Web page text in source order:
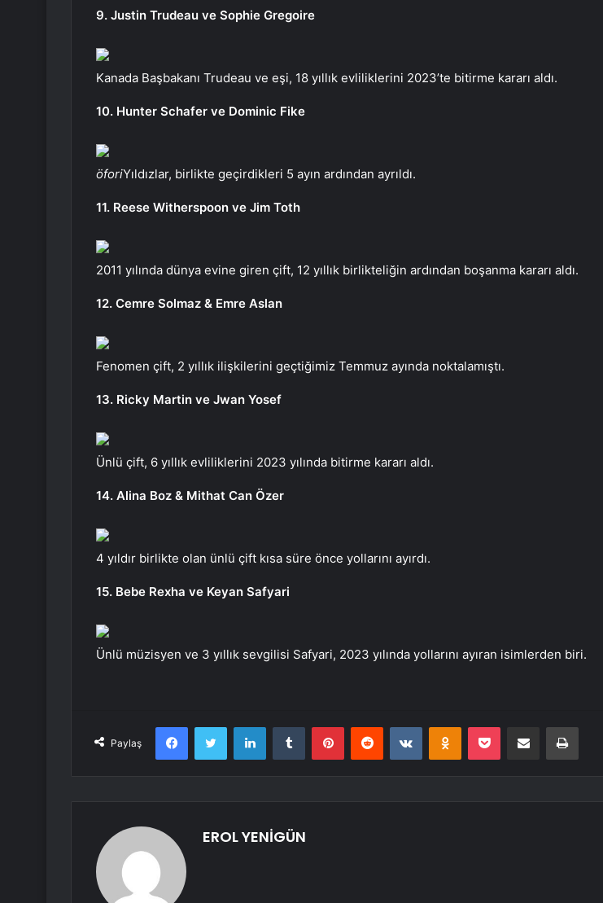
9. Justin Trudeau ve Sophie Gregoire
Kanada Başbakanı Trudeau ve eşi, 18 yıllık evliliklerini 2023’te bitirme kararı aldı.
10. Hunter Schafer ve Dominic Fike
öforiYıldızlar, birlikte geçirdikleri 5 ayın ardından ayrıldı.
11. Reese Witherspoon ve Jim Toth
2011 yılında dünya evine giren çift, 12 yıllık birlikteliğin ardından boşanma kararı aldı.
12. Cemre Solmaz & Emre Aslan
Fenomen çift, 2 yıllık ilişkilerini geçtiğimiz Temmuz ayında noktalamıştı.
13. Ricky Martin ve Jwan Yosef
Ünlü çift, 6 yıllık evliliklerini 2023 yılında bitirme kararı aldı.
14. Alina Boz & Mithat Can Özer
4 yıldır birlikte olan ünlü çift kısa süre önce yollarını ayırdı.
15. Bebe Rexha ve Keyan Safyari
Ünlü müzisyen ve 3 yıllık sevgilisi Safyari, 2023 yılında yollarını ayıran isimlerden biri.
Paylaş
FacebookTwitter LinkedInTumblr PinterestReddit VKontakteOdnoklassniki
Pocket E-Posta ile paylaş Yazdır
EROL YENİGÜN